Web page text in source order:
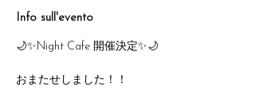
Info sull'evento
🌙✨Night Cafe 開催決定✨🌙
おまたせしました！！